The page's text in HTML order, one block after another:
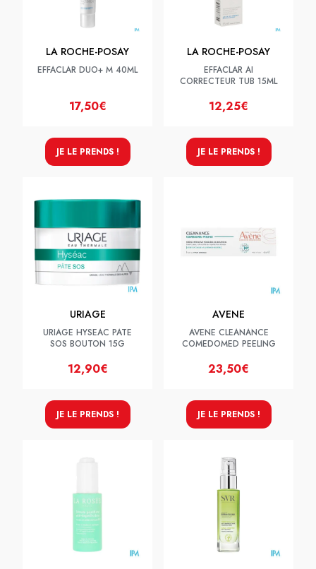
LA ROCHE-POSAY
EFFACLAR DUO+ M 40ML
17,50€
JE LE PRENDS !
LA ROCHE-POSAY
EFFACLAR AI
CORRECTEUR TUB 15ML
12,25€
JE LE PRENDS !
URIAGE
URIAGE HYSEAC PATE
SOS BOUTON 15G
12,90€
JE LE PRENDS !
AVENE
AVENE CLEANANCE
COMEDOMED PEELING
23,50€
JE LE PRENDS !